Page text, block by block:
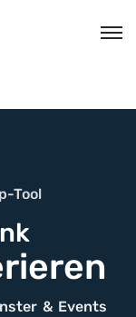
Tool
& Events